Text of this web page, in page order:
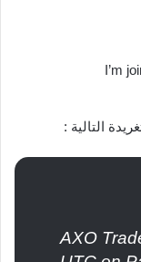
التالية :
$AXO